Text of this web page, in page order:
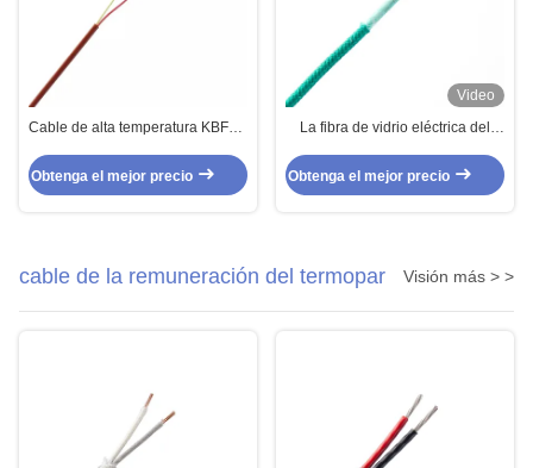
Cable de alta temperatura KBFPB
Obtenga el mejor precio
Video
La fibra de vidrio eléctrica del
silicona UL3075 cruzado el
alambre para la iluminación
Obtenga el mejor precio
cable de la remuneración del termopar Visión más > >